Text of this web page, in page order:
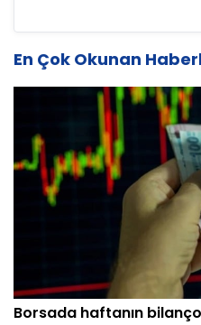
En Çok Okunan
Borsada haftanın